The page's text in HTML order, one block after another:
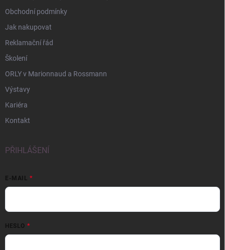
Obchodní podmínky
Jak nakupovat
Reklamační řád
Školení
ORLY v Marionnaud a Rossmann
Výstavy
Kariéra
Kontakt
PŘIHLÁŠENÍ
E-MAIL
HESLO